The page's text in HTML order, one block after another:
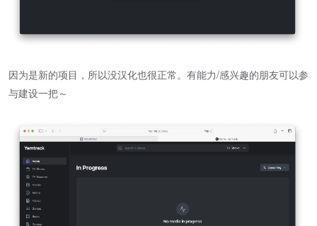
因为是新的项目，所以没汉化也很正常。有能力/感兴趣的朋友可以参
与建设一把～